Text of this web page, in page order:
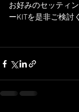
お好みのセッティ
ーKITを是非ご検討